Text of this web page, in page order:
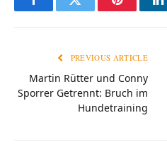
FacebookTwitter Pinterest
PREVIOUS ARTICLE
Martin Rütter und Conny
Sporrer Getrennt: Bruch im
Hundetraining